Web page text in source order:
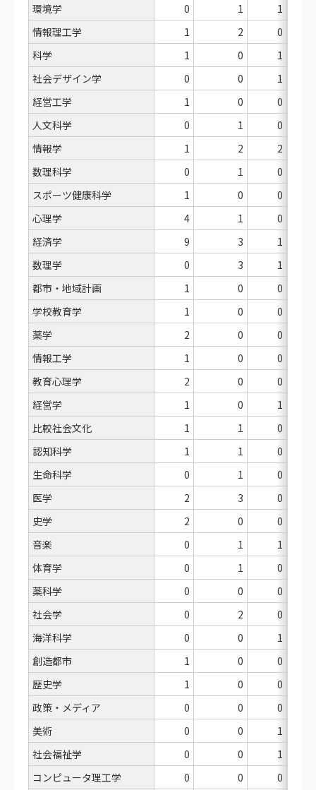
環境学
0 1
1
情報理工学
1 2
0
科学
1 0
1
社会デザイン学
0 0
1
経営工学
1 0
0
人文科学
0 1
0
情報学
1 2
2
数理科学
0 1
0
スポーツ健康科学
1 0
0
心理学
4 1
0
経済学
9 3
1
数理学
0 3
1
都市・地域計画
1 0
0
学校教育学
1 0
0
薬学
2 0
0
情報工学
1 0
0
教育心理学
2 0
0
経営学
1 0
1
比較社会文化
1 1
0
認知科学
1 1
0
生命科学
0 1
0
医学
2 3
0
史学
2 0
0
音楽
0 1
1
体育学
0 1
0
薬科学
0 0
0
社会学
0 2
0
海洋科学
0 0
1
創造都市
1 0
0
歴史学
1 0
0
政策・メディア
0 0
0
美術
0 0
1
社会福祉学
0 0
1
コンピュータ理工学
0 0 0